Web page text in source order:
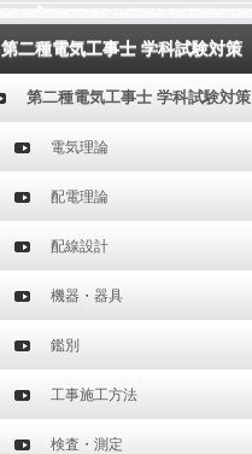
第二種電気工事士 学科試験対策
第二種電気工事士 学科試験対策
電気理論
配電理論
配線設計
機器・器具
鑑別
工事施工方法
検査・測定